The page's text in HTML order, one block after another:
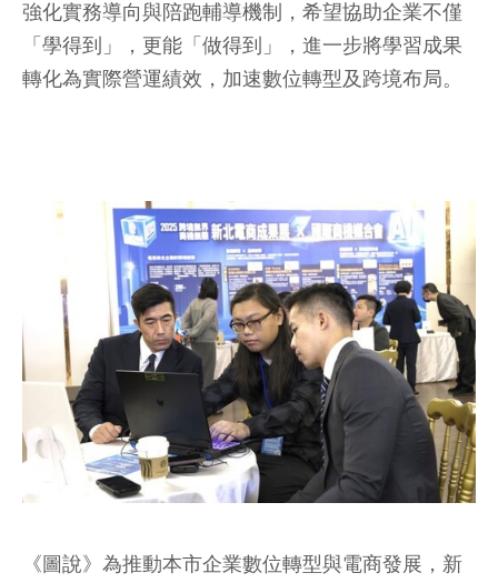
強化實務導向與陪跑輔導機制，希望協助企業不僅
「學得到」，更能「做得到」，進一步將學習成果
轉化為實際營運績效，加速數位轉型及跨境布局。
《圖說》為推動本市企業數位轉型與電商發展，新